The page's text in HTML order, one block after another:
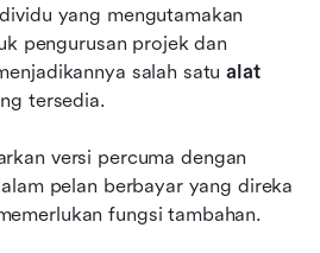
yang mengutamakan
pengurusan projek dan
salah satu alat
tersedia.
versi percuma dengan
pelan berbayar yang direka
fungsi tambahan.